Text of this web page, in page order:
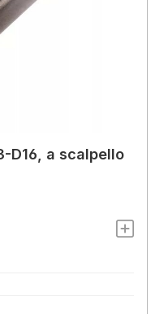
D16, a scalpello